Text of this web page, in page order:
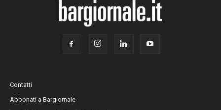
Contatti
Abbonati a Bargiornale